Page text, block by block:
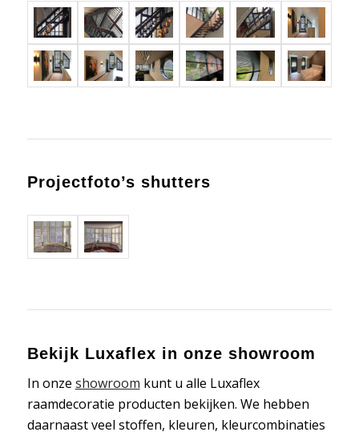
Projectfoto’s shutters
Bekijk Luxaflex in onze showroom
In onze showroom kunt u alle Luxaflex
raamdecoratie producten bekijken. We hebben
daarnaast veel stoffen, kleuren, kleurcombinaties